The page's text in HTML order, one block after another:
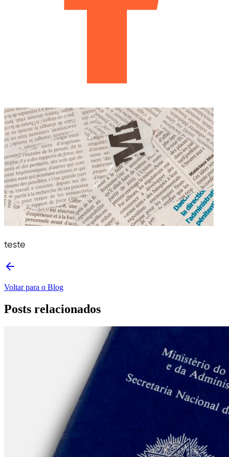
teste
Voltar para o Blog
Posts relacionados